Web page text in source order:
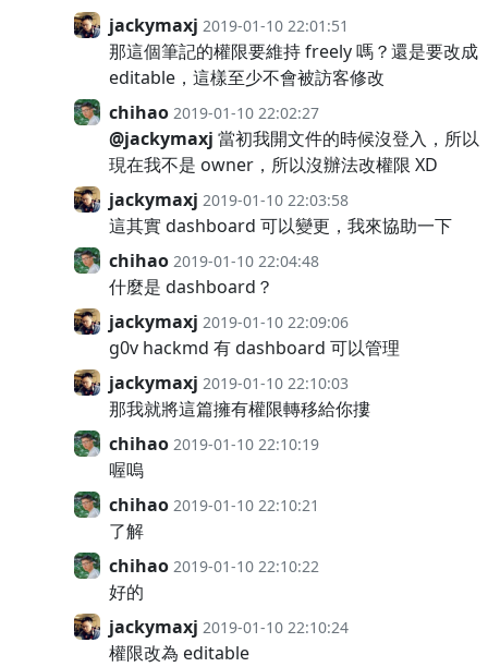
jackymaxj 2019-01-10 22:01:51
那這個筆記的權限要維持 freely 嗎？還是要改成
editable，這樣至少不會被訪客修改
chihao 2019-01-10 22:02:27
@jackymaxj 當初我開文件的時候沒登入，所以
現在我不是 owner，所以沒辦法改權限 XD
jackymaxj 2019-01-10 22:03:58
這其實 dashboard 可以變更，我來協助一下
chihao 2019-01-10 22:04:48
什麼是 dashboard？
jackymaxj 2019-01-10 22:09:06
g0v hackmd 有 dashboard 可以管理
jackymaxj 2019-01-10 22:10:03
那我就將這篇擁有權限轉移給你摟
chihao 2019-01-10 22:10:19
喔嗚
chihao 2019-01-10 22:10:21
了解
chihao 2019-01-10 22:10:22
好的
jackymaxj 2019-01-10 22:10:24
權限改為 editable